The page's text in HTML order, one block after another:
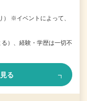
※イベントによって、
）、経験・学歴は一切不
る